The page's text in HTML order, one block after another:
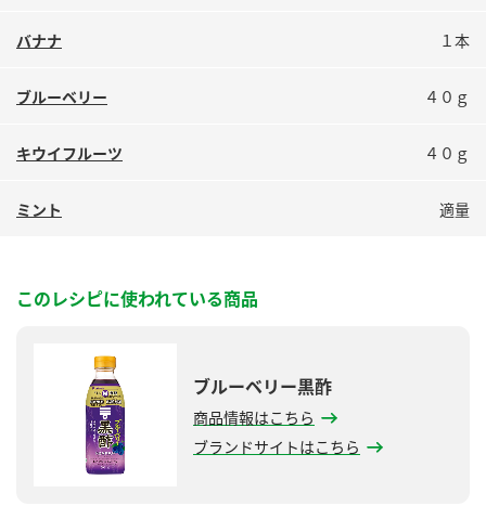
業務用サイト 製造所固有記号一覧
バナナ １本
ブルーベリー ４０ｇ
キウイフルーツ ４０ｇ
ミント 適量
このレシピに使われている商品
ブルーベリー黒酢
商品情報はこちら
ブランドサイトはこちら